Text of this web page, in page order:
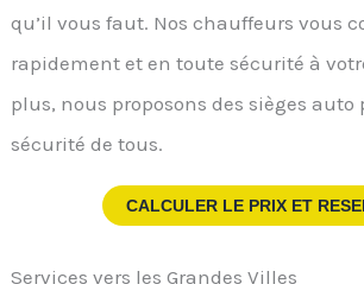
qu’il vous faut. Nos chauffeurs vous
rapidement et en toute sécurité à
plus, nous proposons des sièges
sécurité de tous.
CALCULER LE PRIX ET
Services vers les Grandes Villes